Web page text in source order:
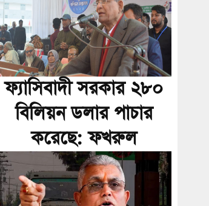
ফ্যাসিবাদী সরকার ২৮০
বিলিয়ন ডলার পাচার
করেছে: ফখরুল